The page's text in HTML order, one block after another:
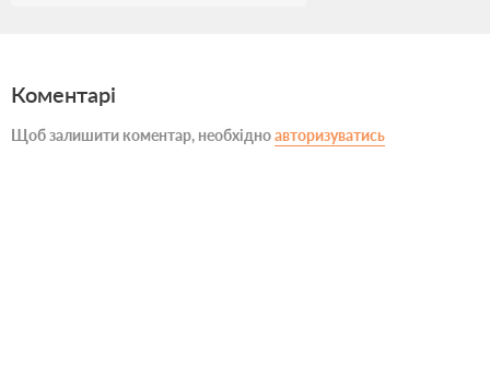
Коментарі
Щоб залишити коментар, необхідноавторизуватись